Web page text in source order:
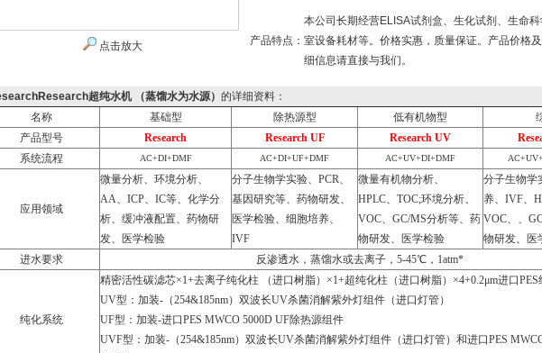
点击放大 产品特点：
本公司长期经营ELISA试剂盒、生化试剂、生命
室设备耗材等。价格实惠，质量保证。产品价格
细信息请直接与我们。
超纯水机 （蒸馏水为水源） 的详细资料：
名称
基础型 除热源型 低有机物型
产品型号
Research Research UF Research UV
系统流程
AC+DI+DMF AC+DI+UF+DMF AC+UV+DI+DMF
应用领域
微量分析、环境分析、
AA、ICP、IC等、化学分
析、缓冲液配置、药物研
发、医学检验
分子生物学实验、PCR、
基因研究等、药物研发、
医学检验、细胞培养、
IVF
微量有机物分析、
HPLC、TOC;环境分析、
VOC、GC/MS分析等、药
物研发、医学检验
分子生物学
养、IVF、
VOC、、
物研发、医
进水要求
反渗透水，蒸馏水或去离子，5-45℃，1atm*
纯化系统
精密活性碳滤芯×1+去离子纯化柱 （进口树脂）×1+超纯化柱（进口树脂）×4+0.2μm进口PES
UV型：加装-（254&185nm）双波长UV杀菌消解紫外灯组件（进口灯管）
UF型：加装-进口PES MWCO 5000D UF除热源组件
UVF型：加装-（254&185nm）双波长UV杀菌消解紫外灯组件（进口灯管）和进口PES